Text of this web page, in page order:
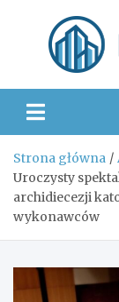
Strona główna
Uroczysty
archidiecezji
wykonawców